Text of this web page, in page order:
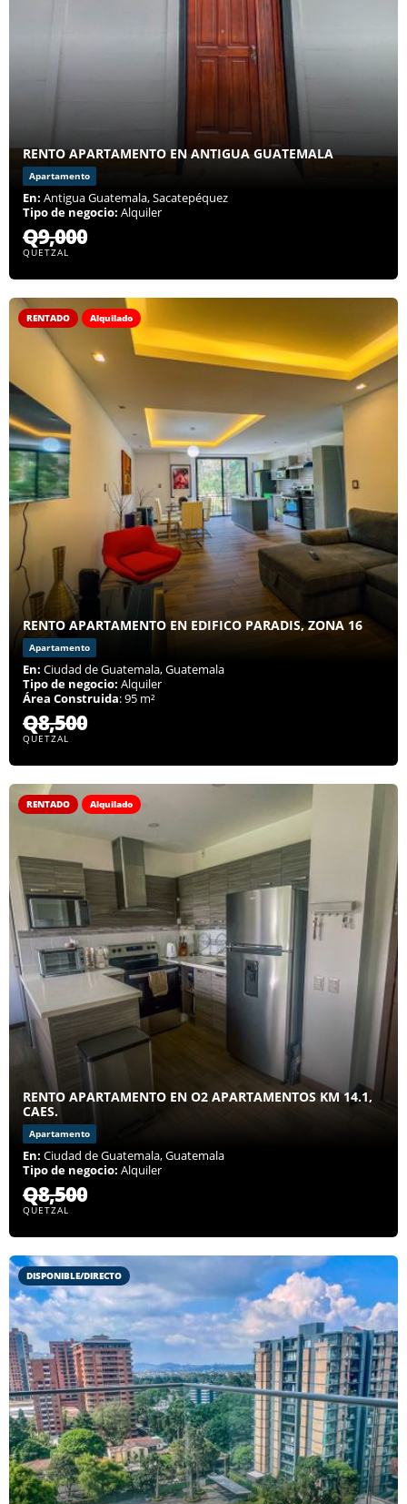
RENTO APARTAMENTO EN ANTIGUA GUATEMALA
Apartamento
En: Antigua Guatemala, Sacatepéquez
Tipo de negocio: Alquiler
Q9,000
QUETZAL
RENTADO Alquilado
RENTO APARTAMENTO EN EDIFICO PARADIS, ZONA 16
Apartamento
En: Ciudad de Guatemala, Guatemala
Tipo de negocio: Alquiler
Área Construida: 95 m²
Q8,500
QUETZAL
RENTADO Alquilado
RENTO APARTAMENTO EN O2 APARTAMENTOS KM 14.1,
CAES.
Apartamento
En: Ciudad de Guatemala, Guatemala
Tipo de negocio: Alquiler
Q8,500
QUETZAL
DISPONIBLE/DIRECTO